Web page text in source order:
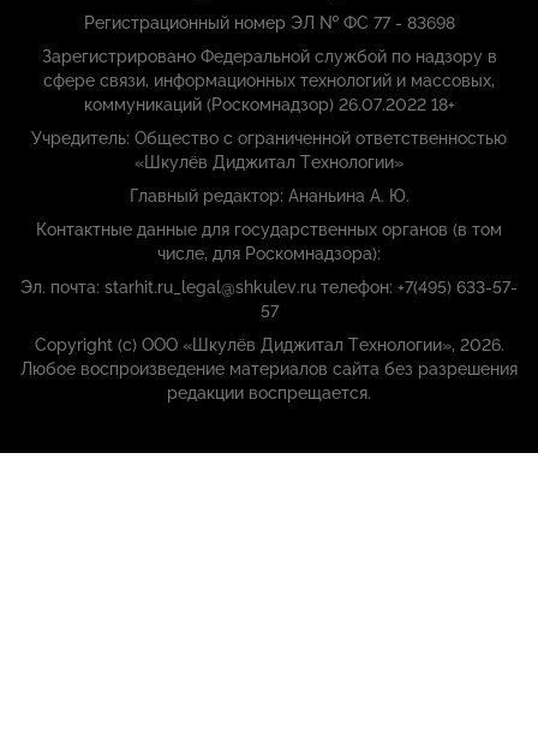
Регистрационный номер ЭЛ № ФС 77 - 83698
Зарегистрировано Федеральной службой по надзору в
сфере связи, информационных технологий и массовых,
коммуникаций (Роскомнадзор) 26.07.2022 18+
Учредитель: Общество с ограниченной ответственностью
«Шкулёв Диджитал Технологии»
Главный редактор: Ананьина А. Ю.
Контактные данные для государственных органов (в том
числе, для Роскомнадзора):
Эл. почта: starhit.ru_legal@shkulev.ru телефон: +7(495) 633-57-
57
Copyright (с) ООО «Шкулёв Диджитал Технологии», 2026.
Любое воспроизведение материалов сайта без разрешения
редакции воспрещается.